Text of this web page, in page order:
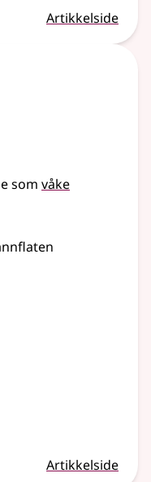
Artikkelside
som våke
Artikkelside